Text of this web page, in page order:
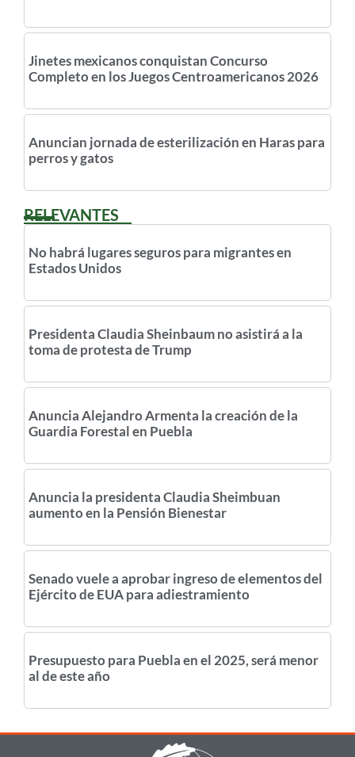
Jinetes mexicanos conquistan Concurso
Completo en los Juegos Centroamericanos 2026
Anuncian jornada de esterilización en Haras para
perros y gatos
RELEVANTES
No habrá lugares seguros para migrantes en
Estados Unidos
Presidenta Claudia Sheinbaum no asistirá a la
toma de protesta de Trump
Anuncia Alejandro Armenta la creación de la
Guardia Forestal en Puebla
Anuncia la presidenta Claudia Sheimbuan
aumento en la Pensión Bienestar
Senado vuele a aprobar ingreso de elementos del
Ejército de EUA para adiestramiento
Presupuesto para Puebla en el 2025, será menor
al de este año